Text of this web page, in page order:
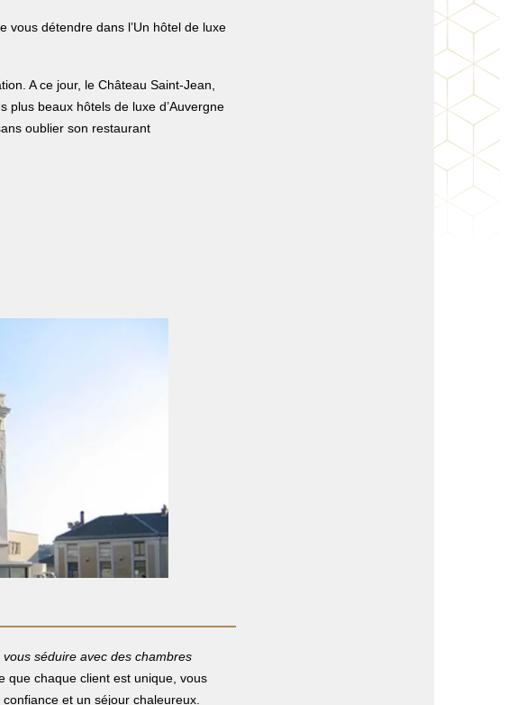
vous détendre dans l’Un hôtel de luxe
A ce jour, le Château Saint-Jean,
plus beaux hôtels de luxe d’Auvergne
oublier son restaurant
séduire avec des chambres
que chaque client est unique, vous
et un séjour chaleureux.